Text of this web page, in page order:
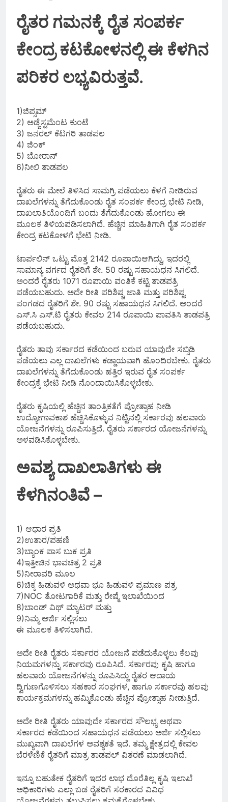
ರೈತರ ಗಮನಕ್ಕೆ ರೈತ ಸಂಪರ್ಕ
ಕೇಂದ್ರ ಕಟಕೋಳನಲ್ಲಿ ಈ ಕೆಳಗಿನ
ಪರಿಕರ ಲಭ್ಯವಿರುತ್ತವೆ.
1)ಜಿಪ್ಸಮ್
2) ಅಡ್ಜೆಸ್ಟಮೆಂಟ ಕುಂಟೆ
3) ಜನರಲ್ ಕೆಟಗರಿ ತಾಡಪಲ
4) ಜಿಂಕ್
5) ಬೋರಾನ್
6)ನೀಲಿ ತಾಡಪಲ
ರೈತರು ಈ ಮೇಲೆ ತಿಳಿಸಿದ ಸಾಮಗ್ರಿ ಪಡೆಯಲು ಕೆಳಗೆ ನೀಡಿರುವ
ದಾಖಲೆಗಳನ್ನು ತೆಗೆದುಕೊಂಡು ರೈತ ಸಂಪರ್ಕ ಕೇಂದ್ರ ಭೇಟಿ ನೀಡಿ,
ದಾಖಲಾತಿಯೊಂದಿಗೆ ಬಂದು ತೆಗೆದುಕೊಂಡು ಹೋಗಲು ಈ
ಮೂಲಕ ತಿಳಿಯಪಡಿಸಲಾಗಿದೆ. ಹೆಚ್ಚಿನ ಮಾಹಿತಿಗಾಗಿ ರೈತ ಸಂಪರ್ಕ
ಕೇಂದ್ರ ಕಟಕೋಳಗೆ ಭೇಟಿ ನೀಡಿ.
ಟಾರ್ಪಲಿನ್ ಒಟ್ಟು ಮೊತ್ತ 2142 ರೂಪಾಯಿಆಗಿದ್ದು, ಇದರಲ್ಲಿ
ಸಾಮಾನ್ಯ ವರ್ಗದ ರೈತರಿಗೆ ಶೇ. 50 ರಷ್ಟು ಸಹಾಯಧನ ಸಿಗಲಿದೆ.
ಅಂದರೆ ರೈತರು 1071 ರೂಪಾಯಿ ವಂತಿಕೆ ಕಟ್ಟಿ ತಾಡಪತ್ರಿ
ಪಡೆಯಬಹುದು. ಅದೇ ರೀತಿ ಪರಿಶಿಷ್ಚ ಜಾತಿ ಮತ್ತು ಪರಿಶಿಷ್ಟ
ಪಂಗಡದ ರೈತರಿಗೆ ಶೇ. 90 ರಷ್ಟು ಸಹಾಯಧನ ಸಿಗಲಿದೆ. ಅಂದರೆ
ಎಸ್.ಸಿ ಎಸ್.ಟಿ ರೈತರು ಕೇವಲ 214 ರೂಪಾಯಿ ಪಾವತಿಸಿ ತಾಡಪತ್ರಿ
ಪಡೆಯಬಹುದು.
ರೈತರು ತಾವು ಸರ್ಕಾರದ ಕಡೆಯಿಂದ ಬರುವ ಯಾವುದೇ ಸಬ್ಸಿಡಿ
ಪಡೆಯಲು ಎಲ್ಲ ದಾಖಲೆಗಳು ಕಡ್ಡಾಯವಾಗಿ ಹೊಂದಿರಬೇಕು. ರೈತರು
ದಾಖಲೆಗಳನ್ನು ತೆಗೆದುಕೊಂಡು ಹತ್ತಿರ ಇರುವ ರೈತ ಸಂಪರ್ಕ
ಕೇಂದ್ರಕ್ಕೆ ಭೇಟಿ ನೀಡಿ ನೊಂದಾಯಿಸಿಕೊಳ್ಳಬೇಕು.
ರೈತರು ಕೃಷಿಯಲ್ಲಿ ಹೆಚ್ಚಿನ ತಾಂತ್ರಿಕತೆಗೆ ಪ್ರೋತ್ಸಾಹ ನೀಡಿ
ಉದ್ಯೋಗಾವಕಾಶ ಹೆಚ್ಚಿಸಿಕೊಳ್ಳುವ ನಿಟ್ಟಿನಲ್ಲಿ ಸರ್ಕಾರವು ಹಲವಾರು
ಯೋಜನೆಗಳನ್ನು ರೂಪಿಸುತ್ತಿದೆ. ರೈತರು ಸರ್ಕಾರದ ಯೋಜನೆಗಳನ್ನು
ಅಳವಡಿಸಿಕೊಳ್ಳಬೇಕು.
ಅವಶ್ಯ ದಾಖಲಾತಿಗಳು ಈ
ಕೆಳಗಿನಂತಿವೆ –
1) ಆಧಾರ ಪ್ರತಿ
2)ಉತಾರ/ಪಹಣಿ
3)ಬ್ಯಾಂಕ ಪಾಸ ಬುಕ ಪ್ರತಿ
4)ಇತ್ತೀಚಿನ ಭಾವಚಿತ್ರ 2 ಪ್ರತಿ
5)ನೀರಾವರಿ ಮೂಲ
6)ಚಿಕ್ಕ ಹಿಡುವಳಿ ಅಥವಾ ಭೂ ಹಿಡುವಳಿ ಪ್ರಮಾಣ ಪತ್ರ
7)NOC ತೋಟಗಾರಿಕೆ ಮತ್ತು ರೇಷ್ಮೆ ಇಲಾಖೆಯಿಂದ
8)ಬಾಂಡ್ ವಿಥ್ ಮ್ಯಾಟರ್ ಮತ್ತು
9)ನಿಮ್ಮ ಅರ್ಜಿ ಸಲ್ಲಿಸಲು
ಈ ಮೂಲಕ ತಿಳಿಸಲಾಗಿದೆ.
ಅದೇ ರೀತಿ ರೈತರು ಸರ್ಕಾರರ ಯೋಜನೆ ಪಡೆದುಕೊಳ್ಳಲು ಕೆಲವು
ನಿಯಮಗಳನ್ನು ಸರ್ಕಾರವು ರೂಪಿಸಿದೆ. ಸರ್ಕಾರವು ಕೃಷಿ ಹಾಗೂ
ಹಲವಾರು ಯೋಜನೆಗಳನ್ನು ರೂಪಿಸಿದ್ದು ರೈತರ ಆದಾಯ
ದ್ವಿಗುಣಗೊಳಿಸಲು ಸಹಕಾರ ಸಂಘಗಳ, ಹಾಗೂ ಸರ್ಕಾರವು ಹಲವು
ಕಾರ್ಯಕ್ರಮಗಳನ್ನು ಹಮ್ಮಿಕೊಂಡು ಹೆಚ್ಚಿನ ಪ್ರೋತ್ಸಾಹ ನೀಡುತ್ತಿದೆ.
ಅದೇ‌ ರೀತಿ ರೈತರು ಯಾವುದೇ ಸರ್ಕಾರದ ಸೌಲಭ್ಯ ಅಥವಾ
ಸರ್ಕಾರದ ಕಡೆಯಿಂದ ಸಹಾಯಧನ ಪಡೆಯಲು ಅರ್ಜಿ ಸಲ್ಲಿಸಲು
ಮುಖ್ಯವಾಗಿ ದಾಖಲೆಗಳ ಅವಶ್ಯಕತೆ ಇದೆ. ತಮ್ಮ ಕ್ಷೇತ್ರದಲ್ಲಿ ಕೇವಲ
ಬೆರಳೆಣಿಕೆ ರೈತರಿಗೆ ಮಾತ್ರ ತಾಡಪಲ್ ವಿತರಣೆ ಮಾಡಲಾಗಿದೆ.
ಇನ್ನೂ ಬಹುತೇಕ ರೈತರಿಗೆ ಇದರ ಲಾಭ ದೊರೆತಿಲ್ಲ ಕೃಷಿ ಇಲಾಖೆ
ಅಧಿಕಾರಿಗಳು ಎಲ್ಲಾ ಬಡ ರೈತರಿಗೆ ಸರಕಾರದ ವಿವಿಧ